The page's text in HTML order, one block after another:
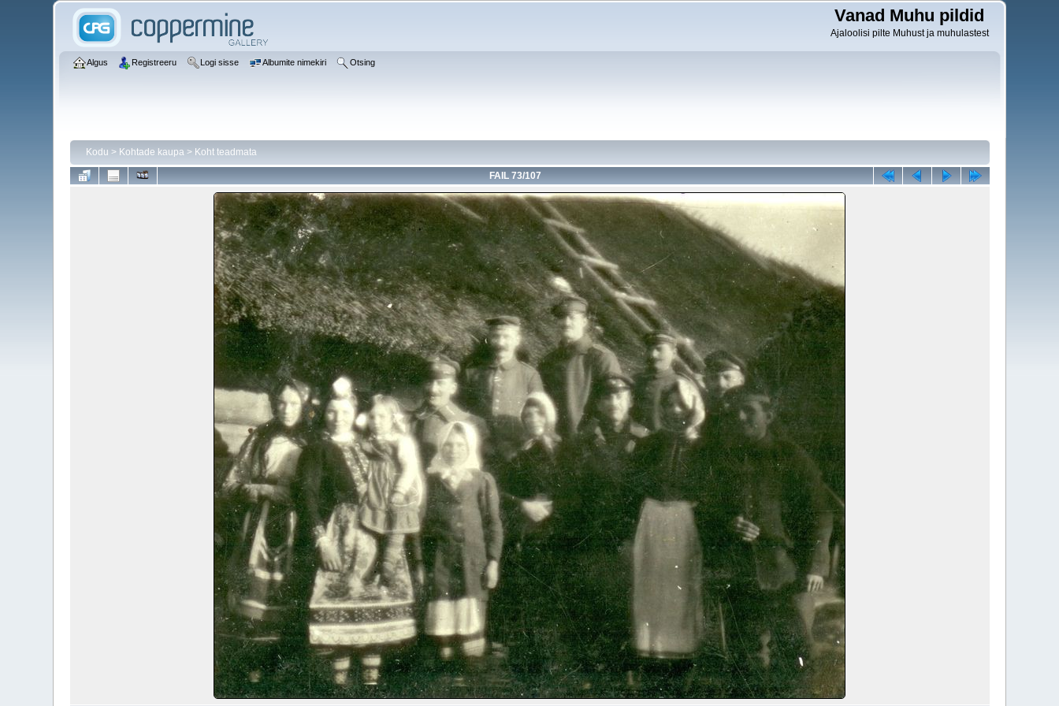
Vanad Muhu pildid
Ajaloolisi pilte Muhust ja muhulastest
Algus Registreeru Logi sisse Albumite nimekiri Otsing
Kodu > Kohtade kaupa> Koht teadmata
FAIL 73/107